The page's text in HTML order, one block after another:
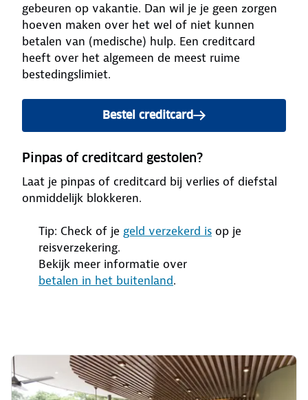
gebeuren op vakantie. Dan wil je je geen zorgen
hoeven maken over het wel of niet kunnen
betalen van (medische) hulp. Een creditcard
heeft over het algemeen de meest ruime
bestedingslimiet.
Bestel creditcard
Pinpas of creditcard gestolen?
Laat je pinpas of creditcard bij verlies of diefstal
onmiddelijk blokkeren.
Tip: Check of je geld verzekerd is op je
reisverzekering.
Bekijk meer informatie over
betalen in het buitenland.